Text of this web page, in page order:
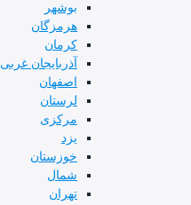
بوشهر
هرمزگان
کرمان
آذربایجان غربی
اصفهان
لرستان
مرکزی
یزد
خوزستان
شمال
تهران